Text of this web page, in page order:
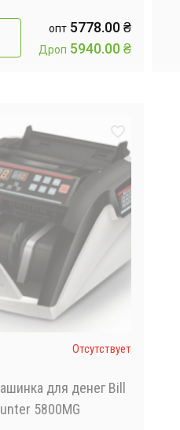
опт 5778.00 ₴
Дроп 5940.00 ₴
Отсутствует
для денег Bill
5800MG